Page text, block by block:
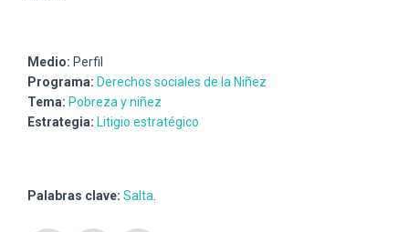
Medio: Perfil
Programa: Derechos sociales de la Niñez
Tema: Pobreza y niñez
Estrategia: Litigio estratégico
Palabras clave: Salta